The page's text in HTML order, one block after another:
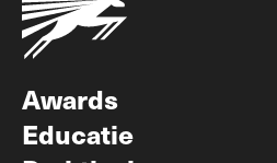
Awards
Educatie